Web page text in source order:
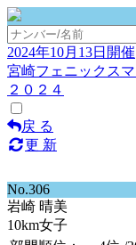
2024年10月13日開催
宮崎フェニックス
２０２４
戻 る
更 新
No.306
岩崎 晴美
10km女子